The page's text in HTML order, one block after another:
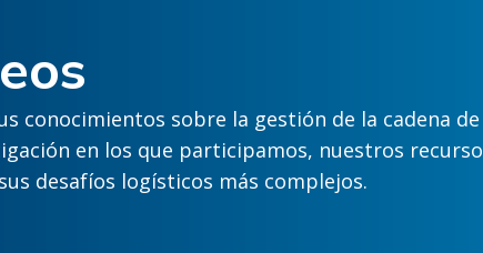
conocimientos sobre la gestión de la cadena
en los que participamos, nuestros
desafíos logísticos más complejos.